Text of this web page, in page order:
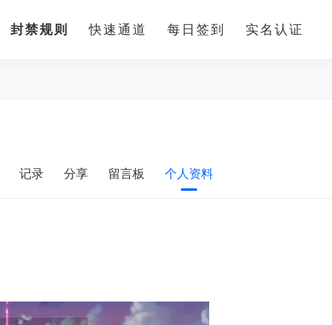
封禁规则 快速通道 每日签到 实名认证
记录 分享 留言板 个人资料